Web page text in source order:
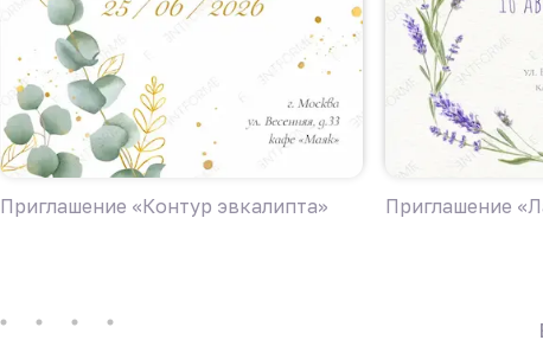
Приглашение «Контур эвкалипта» Приглашение